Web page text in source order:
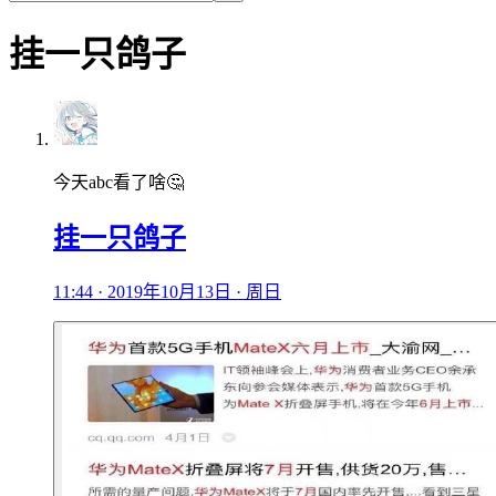
挂一只鸽子
今天abc看了啥🤔
挂一只鸽子
11:44 · 2019年10月13日 · 周日